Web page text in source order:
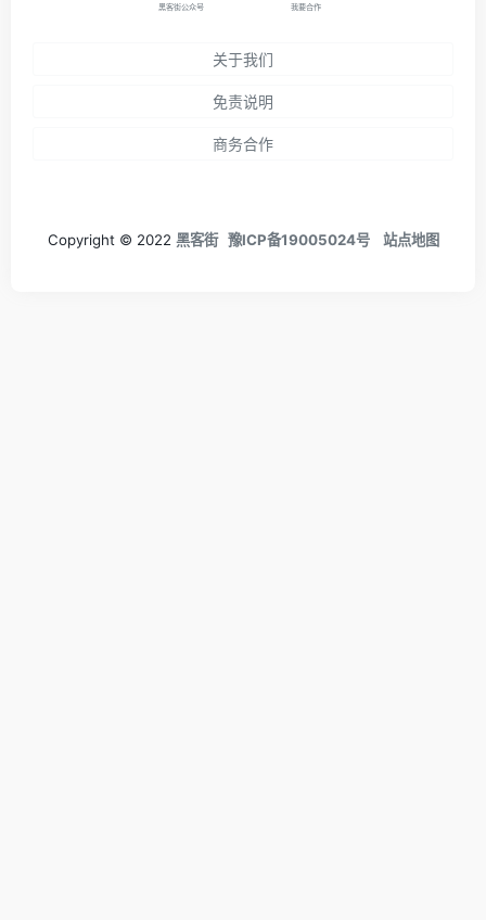
黑客街公众号 我要合作
关于我们
免责说明
商务合作
Copyright © 2022 黑客街 豫ICP备19005024号 站点地图